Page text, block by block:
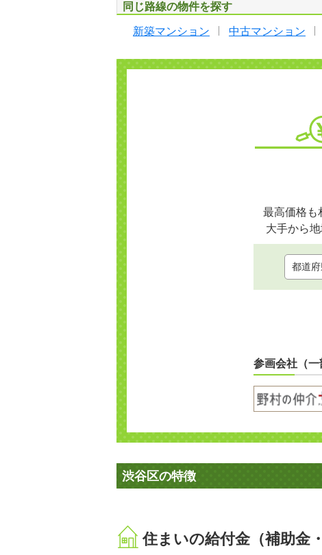
同じ路線の物件を探す
新築マンション 中古マンション
最高価格も
大手から地
参画会社（一
渋谷区の特徴
住まいの給付金（補助金